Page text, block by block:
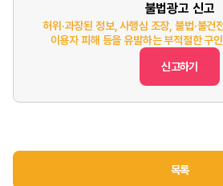
불법광고 신고
허위·과장된 정보, 사행심 조장, 불법·불건
이용자 피해 등을 유발하는 부적절한 구
신고하기
목록